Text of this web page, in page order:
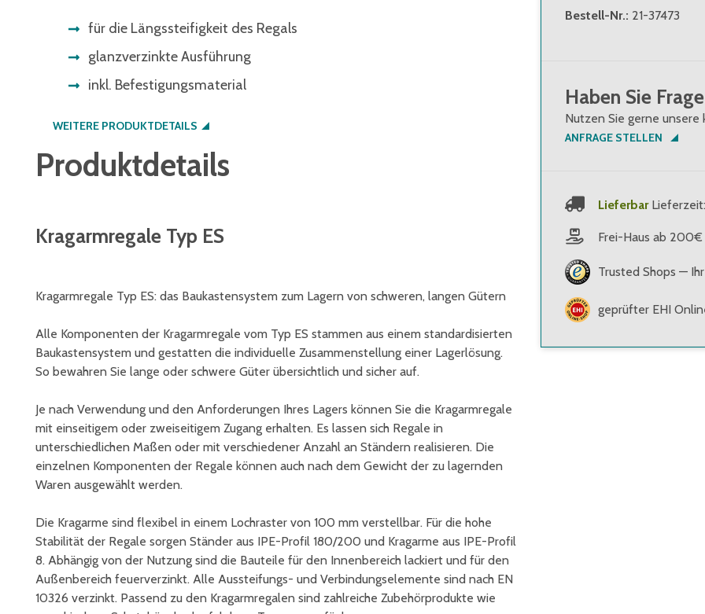
für die Längssteifigkeit des Regals
glanzverzinkte Ausführung
inkl. Befestigungsmaterial
WEITERE PRODUKTDETAILS
Produktdetails
Kragarmregale Typ ES
Kragarmregale Typ ES: das Baukastensystem zum Lagern von schweren, langen Gütern
Alle Komponenten der Kragarmregale vom Typ ES stammen aus einem standardisierten
Baukastensystem und gestatten die individuelle Zusammenstellung einer Lagerlösung.
So bewahren Sie lange oder schwere Güter übersichtlich und sicher auf.
Je nach Verwendung und den Anforderungen Ihres Lagers können Sie die Kragarmregale
mit einseitigem oder zweiseitigem Zugang erhalten. Es lassen sich Regale in
unterschiedlichen Maßen oder mit verschiedener Anzahl an Ständern realisieren. Die
einzelnen Komponenten der Regale können auch nach dem Gewicht der zu lagernden
Waren ausgewählt werden.
Die Kragarme sind flexibel in einem Lochraster von 100 mm verstellbar. Für die hohe
Stabilität der Regale sorgen Ständer aus IPE-Profil 180/200 und Kragarme aus IPE-Profil
8. Abhängig von der Nutzung sind die Bauteile für den Innenbereich lackiert und für den
Außenbereich feuerverzinkt. Alle Aussteifungs- und Verbindungselemente sind nach EN
10326 verzinkt. Passend zu den Kragarmregalen sind zahlreiche Zubehörprodukte wie
Bestell-Nr.: 21-37473
Haben Sie
Nutzen Sie gerne unsere
ANFRAGE STELLEN
Lieferbar
Frei-Haus ab 200€
Trusted Shops —
geprüfter EHI